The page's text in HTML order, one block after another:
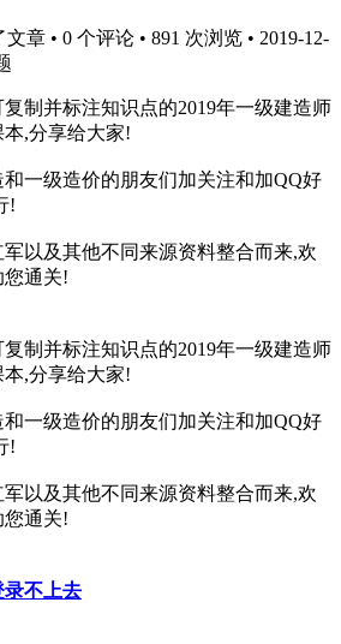
文章 • 0 个评论 • 891 次浏览 • 2019-12-
制并标注知识点的2019年一级建造师
,分享给大家!
一级造价的朋友们加关注和加QQ好
!
以及其他不同来源资料整合而来,欢
通关!
制并标注知识点的2019年一级建造师
,分享给大家!
一级造价的朋友们加关注和加QQ好
!
以及其他不同来源资料整合而来,欢
通关!
录不上去